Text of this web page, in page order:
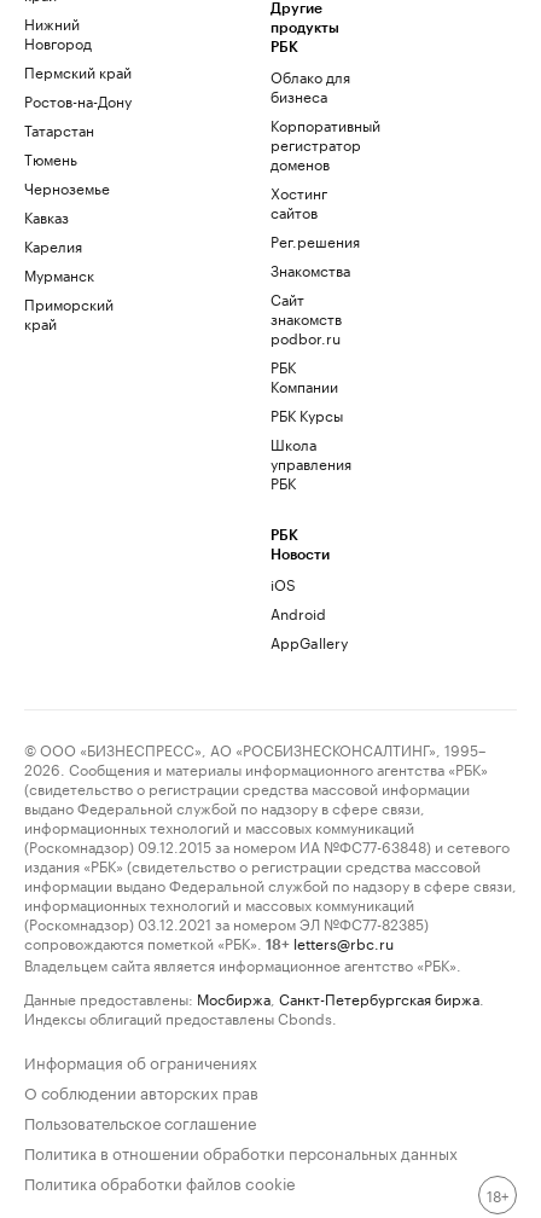
Нижний
Новгород
Пермский край
Ростов-на-Дону
Татарстан
Тюмень
Черноземье
Кавказ
Карелия
Мурманск
Приморский
край
Другие
продукты
РБК
Облако для
бизнеса
Корпоративный
регистратор
доменов
Хостинг
сайтов
Рег.решения
Знакомства
Сайт
знакомств
podbor.ru
РБК
Компании
РБК Курсы
Школа
управления
РБК
РБК
Новости
iOS
Android
AppGallery
© ООО «БИЗНЕСПРЕСС», АО «РОСБИЗНЕСКОНСАЛТИНГ», 1995–
2026. Сообщения и материалы информационного агентства «РБК»
(свидетельство о регистрации средства массовой информации
выдано Федеральной службой по надзору в сфере связи,
информационных технологий и массовых коммуникаций
(Роскомнадзор) 09.12.2015 за номером ИА №ФС77-63848) и сетевого
издания «РБК» (свидетельство о регистрации средства массовой
информации выдано Федеральной службой по надзору в сфере связи,
информационных технологий и массовых коммуникаций
(Роскомнадзор) 03.12.2021 за номером ЭЛ №ФС77-82385)
сопровождаются пометкой «РБК».
18+ letters@rbc.ru
Владельцем сайта является информационное агентство «РБК».
Данные предоставлены: Мосбиржа Санкт-Петербургская биржа
Индексы облигаций предоставлены Cbonds.
Информация об ограничениях
О соблюдении авторских прав
Пользовательское соглашение
Политика в отношении обработки персональных данных
Политика обработки файлов cookie
18+